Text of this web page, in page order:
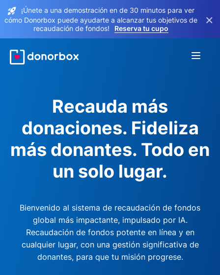
¡Únete a una demostración en de 30 minutos para ver
cómo Donorbox puede ayudarte a alcanzar tus objetivos de
recaudación de fondos!
Reserva tu cupo
×
Recauda más
donaciones. Fideliza
más donantes. Todo en
un solo lugar.
Bienvenido al sistema de recaudación de fondos
global más impactante, impulsado por IA.
Recaudación de fondos potente en línea y en
cualquier lugar, con una gestión significativa de
donantes, para que tu misión progrese.